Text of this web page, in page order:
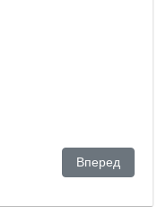
превратили воСледующий:
Вперед